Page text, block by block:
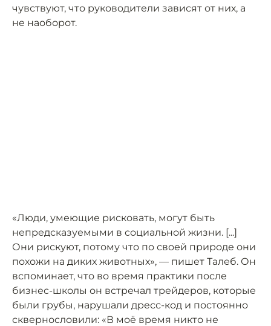
чувствуют, что руководители зависят от них, а
не наоборот.
«Люди, умеющие рисковать, могут быть
непредсказуемыми в социальной жизни. [...]
Они рискуют, потому что по своей природе они
похожи на диких животных», — пишет Талеб. Он
вспоминает, что во время практики после
бизнес-школы он встречал трейдеров, которые
были грубы, нарушали дресс-код и постоянно
сквернословили: «В моё время никто не